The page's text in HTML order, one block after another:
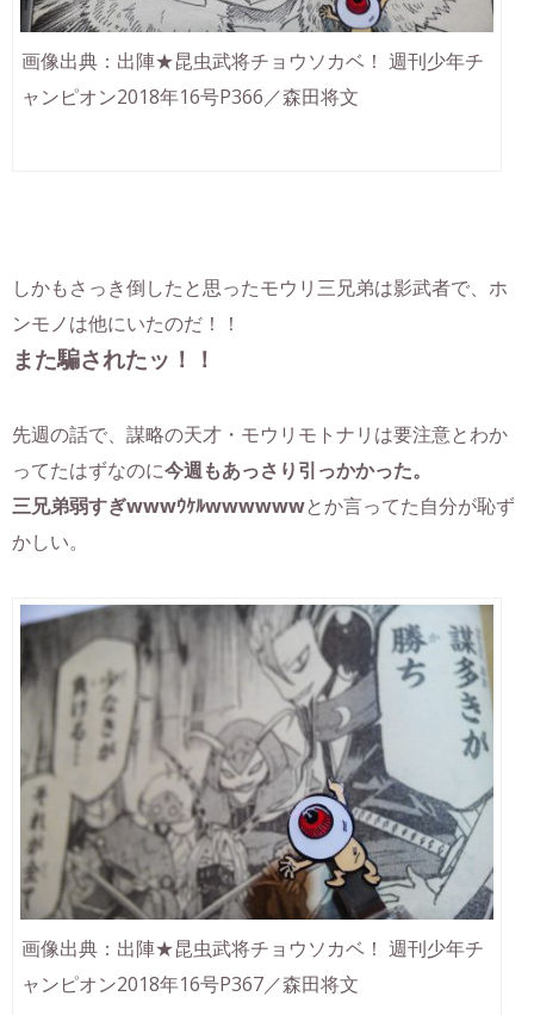
画像出典：出陣★昆虫武将チョウソカベ！ 週刊少年チ
ャンピオン2018年16号P366／森田将文
しかもさっき倒したと思ったモウリ三兄弟は影武者で、ホ
ンモノは他にいたのだ！！
また騙されたッ！！
先週の話で、謀略の天才・モウリモトナリは要注意とわか
ってたはずなのに今週もあっさり引っかかった。
三兄弟弱すぎwwwｳｹﾙwwwwwwとか言ってた自分が恥ず
かしい。
画像出典：出陣★昆虫武将チョウソカベ！ 週刊少年チ
ャンピオン2018年16号P367／森田将文